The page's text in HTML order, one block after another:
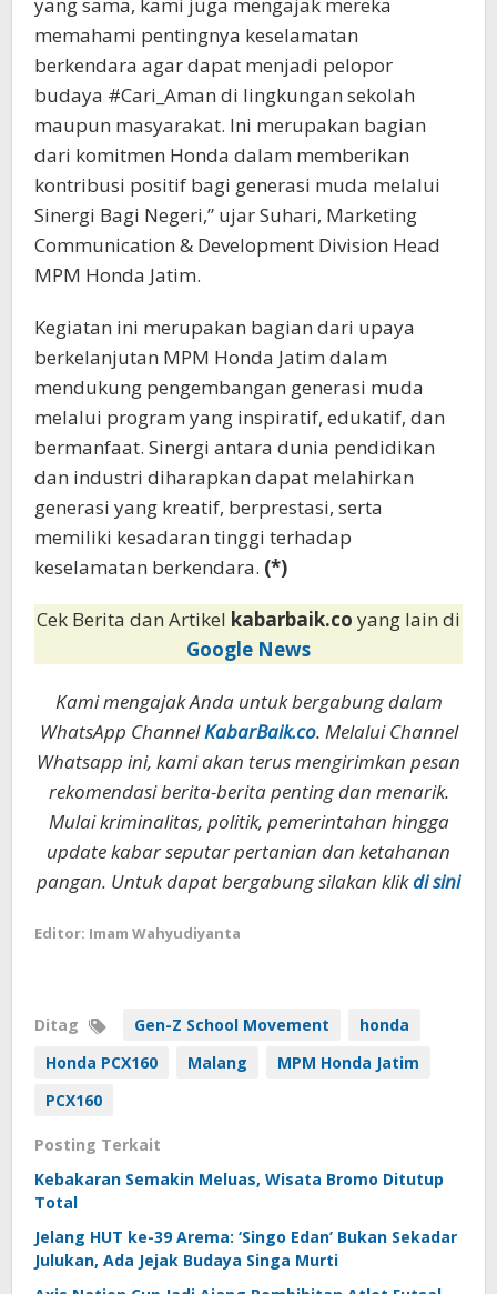
yang sama, kami juga mengajak mereka
memahami pentingnya keselamatan
berkendara agar dapat menjadi pelopor
budaya #Cari_Aman di lingkungan sekolah
maupun masyarakat. Ini merupakan bagian
dari komitmen Honda dalam memberikan
kontribusi positif bagi generasi muda melalui
Sinergi Bagi Negeri,” ujar Suhari, Marketing
Communication & Development Division Head
MPM Honda Jatim.
Kegiatan ini merupakan bagian dari upaya
berkelanjutan MPM Honda Jatim dalam
mendukung pengembangan generasi muda
melalui program yang inspiratif, edukatif, dan
bermanfaat. Sinergi antara dunia pendidikan
dan industri diharapkan dapat melahirkan
generasi yang kreatif, berprestasi, serta
memiliki kesadaran tinggi terhadap
keselamatan berkendara. (*)
Cek Berita dan Artikel kabarbaik.co yang lain di
Google News
Kami mengajak Anda untuk bergabung dalam
WhatsApp ChannelKabarBaik.co. Melalui Channel
Whatsapp ini, kami akan terus mengirimkan pesan
rekomendasi berita-berita penting dan menarik.
Mulai kriminalitas, politik, pemerintahan hingga
update kabar seputar pertanian dan ketahanan
pangan. Untuk dapat bergabung silakan klikdi sini
Editor: Imam Wahyudiyanta
Ditag Gen-Z School Movement
honda
Honda PCX160
Malang
MPM Honda Jatim
PCX160
Posting Terkait
Kebakaran Semakin Meluas, Wisata Bromo Ditutup
Total
Jelang HUT ke-39 Arema: ‘Singo Edan’ Bukan Sekadar
Julukan, Ada Jejak Budaya Singa Murti